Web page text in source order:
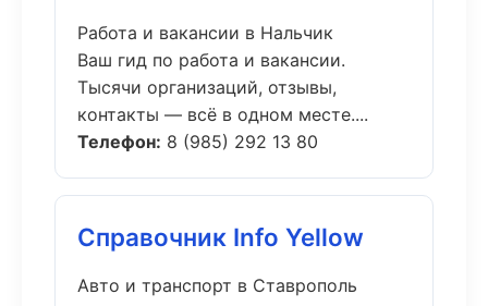
Работа и вакансии в Нальчик
Ваш гид по работа и вакансии.
Тысячи организаций, отзывы,
контакты — всё в одном месте....
Телефон: 8 (985) 292 13 80
Справочник Info Yellow
Авто и транспорт в Ставрополь